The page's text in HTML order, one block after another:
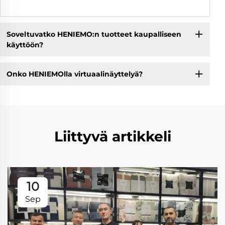
Soveltuvatko HENIEMO:n tuotteet kaupalliseen
käyttöön?
Onko HENIEMOlla virtuaalinäyttelyä?
Liittyvä artikkeli
10
Sep